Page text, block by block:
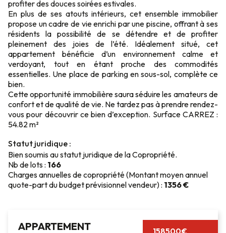
APPARTEMENT 158500€
profiter des douces soirées estivales.
En plus de ses atouts intérieurs, cet ensemble immobilier
propose un cadre de vie enrichi par une piscine, offrant à ses
résidents la possibilité de se détendre et de profiter
pleinement des joies de l’été. Idéalement situé, cet
appartement bénéficie d’un environnement calme et
verdoyant, tout en étant proche des commodités
essentielles. Une place de parking en sous-sol, complète ce
bien.
Cette opportunité immobilière saura séduire les amateurs de
confort et de qualité de vie. Ne tardez pas à prendre rendez-
vous pour découvrir ce bien d’exception. Surface CARREZ :
54.82 m²
Statut juridique :
Bien soumis au statut juridique de la Copropriété.
Nb de lots : 166
Charges annuelles de copropriété (Montant moyen annuel
quote-part du budget prévisionnel vendeur) : 1356 €